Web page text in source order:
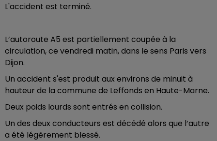
L'accident est terminé.
L’autoroute A5 est partiellement coupée à la
circulation, ce vendredi matin, dans le sens Paris vers
Dijon.
Un accident s'est produit aux environs de minuit à
hauteur de la commune de Leffonds en Haute-Marne.
Deux poids lourds sont entrés en collision.
Un des deux conducteurs est décédé alors que l’autre
a été légèrement blessé.